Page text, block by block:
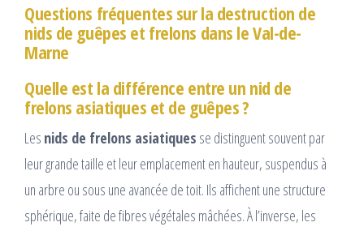
Questions fréquentes sur la destruction de
nids de guêpes et frelons dans le Val-de-
Marne
Quelle est la différence entre un nid de
frelons asiatiques et de guêpes ?
Les nids de frelons asiatiques se distinguent souvent par
leur grande taille et leur emplacement en hauteur, suspendus à
un arbre ou sous une avancée de toit. Ils affichent une structure
sphérique, faite de fibres végétales mâchées. À l’inverse, les